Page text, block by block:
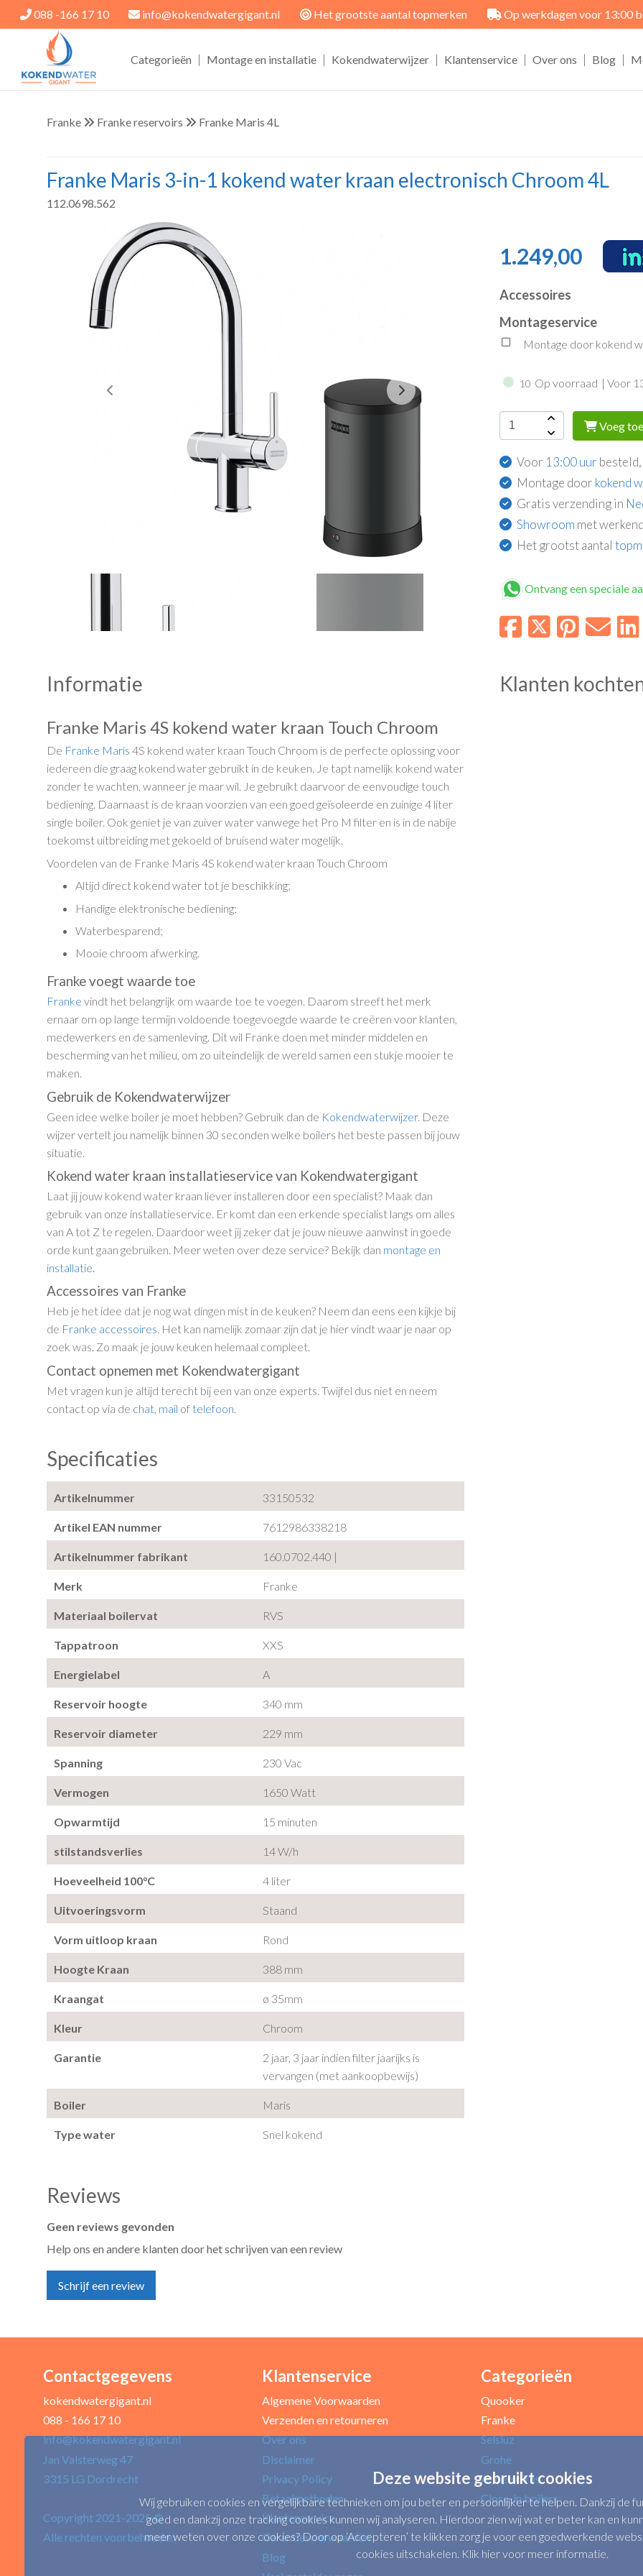
088 -166 17 10 info@kokendwatergigant.nl Het grootste aantal topmerken Op werkdagen voor 13:00
Categorieën | Montage en installatie | Kokendwaterwijzer | Klantenservice | Over ons | Blog |
Franke Franke reservoirs Franke Maris 4L
Franke Maris 3-in-1 kokend water kraan electronisch Chroom 4L
112.0698.562
1.249,00
Accessoires
Montageservice
Montage door kokend
10 Op voorraad | Voor
Voeg
Voor 13:00 uur
Montage door kokend
Gratis verzending in
Showroom met
Het grootst aantal
Ontvang een speciale
Informatie
Franke Maris 4S kokend water kraan Touch Chroom
De Franke Maris 4S kokend water kraan Touch Chroom is de perfecte oplossing voor
iedereen die graag kokend water gebruikt in de keuken. Je tapt namelijk kokend water
zonder te wachten, wanneer je maar wil. Je gebruikt daarvoor de eenvoudige touch
bediening. Daarnaast is de kraan voorzien van een goed geïsoleerde en zuinige 4 liter
single boiler. Ook geniet je van zuiver water vanwege het Pro M filter en is in de nabije
toekomst uitbreiding met gekoeld of bruisend water mogelijk.
Voordelen van de Franke Maris 4S kokend water kraan Touch Chroom
Altijd direct kokend water tot je beschikking;
Handige elektronische bediening;
Waterbesparend;
Mooie chroom afwerking.
Franke voegt waarde toe
Franke vindt het belangrijk om waarde toe te voegen. Daarom streeft het merk
ernaar om op lange termijn voldoende toegevoegde waarde te creëren voor klanten,
medewerkers en de samenleving. Dit wil Franke doen met minder middelen en
bescherming van het milieu, om zo uiteindelijk de wereld samen een stukje mooier te
maken.
Gebruik de Kokendwaterwijzer
Geen idee welke boiler je moet hebben? Gebruik dan de Kokendwaterwijzer. Deze
wijzer vertelt jou namelijk binnen 30 seconden welke boilers het beste passen bij jouw
situatie.
Kokend water kraan installatieservice van Kokendwatergigant
Laat jij jouw kokend water kraan liever installeren door een specialist? Maak dan
gebruik van onze installatieservice. Er komt dan een erkende specialist langs om alles
van A tot Z te regelen. Daardoor weet jij zeker dat je jouw nieuwe aanwinst in goede
orde kunt gaan gebruiken. Meer weten over deze service? Bekijk dan montage en
installatie.
Accessoires van Franke
Heb je het idee dat je nog wat dingen mist in de keuken? Neem dan eens een kijkje bij
de Franke accessoires. Het kan namelijk zomaar zijn dat je hier vindt waar je naar op
zoek was. Zo maak je jouw keuken helemaal compleet.
Contact opnemen met Kokendwatergigant
Met vragen kun je altijd terecht bij een van onze experts. Twijfel dus niet en neem
contact op via de chat mail oftelefoon
Specificaties
Artikelnummer 33150532
Artikel EAN nummer 7612986338218
Artikelnummer fabrikant 160.0702.440 |
Merk Franke
Materiaal boilervat RVS
Tappatroon XXS
Energielabel A
Reservoir hoogte 340 mm
Reservoir diameter 229 mm
Spanning 230 Vac
Vermogen 1650 Watt
Opwarmtijd 15 minuten
stilstandsverlies 14 W/h
Hoeveelheid 100°C 4 liter
Uitvoeringsvorm Staand
Vorm uitloop kraan Rond
Hoogte Kraan 388 mm
Kraangat ø 35mm
Kleur Chroom
Garantie
2 jaar, 3 jaar indien filter jaarijks is
vervangen (met aankoopbewijs)
Boiler Maris
Type water Snel kokend
Klanten
Reviews
Geen reviews gevonden
Help ons en andere klanten door het schrijven van een review
Schrijf een review
Uw naam * Uw e-mailadres *
Uw recensie *
Contactgegevens
kokendwatergigant.nl
088 - 166 17 10
info@kokendwatergigant.nl
Jan Valsterweg 47
3315 LG Dordrecht
Copyright 2021-2025 ©
Alle rechten voorbehouden
Klantenservice
Algemene Voorwaarden
Verzenden en retourneren
Over ons
Disclaimer
Privacy Policy
Betaalmethoden
Klantenservice
Garantievoorwaarden
Blog
Categorieën
Quooker
Franke
Selsiuz
Grohe
Accessoires
Close-in boilers
Deze website gebruikt cookies
Wij gebruiken cookies en vergelijkbare technieken om jou beter en persoonlijker te helpen. Dankzij de
goed en dankzij onze tracking cookies kunnen wij analyseren. Hierdoor zien wij wat er beter kan en
meer weten over onze cookies? Door op ‘Accepteren’ te klikken zorg je voor een goedwerkende
cookies uitschakelen. Klik hier voor meer informatie